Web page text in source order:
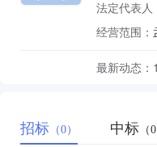
法定代表人
经营范围：
最新动态：
招标 （0） 中标 （0